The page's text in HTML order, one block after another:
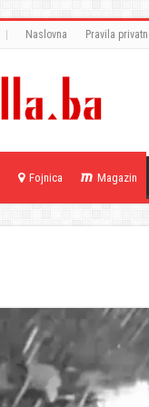
Naslovna Pravila
Fojnica Magazin